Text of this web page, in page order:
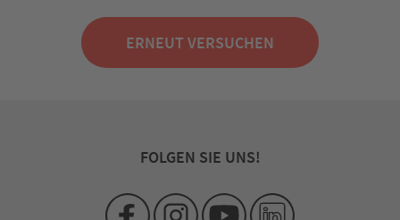
ERNEUT VERSUCHEN
FOLGEN SIE UNS!